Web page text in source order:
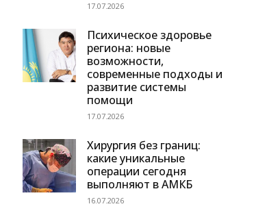
17.07.2026
Психическое здоровье
региона: новые
возможности,
современные подходы и
развитие системы
помощи
17.07.2026
Хирургия без границ:
какие уникальные
операции сегодня
выполняют в АМКБ
16.07.2026